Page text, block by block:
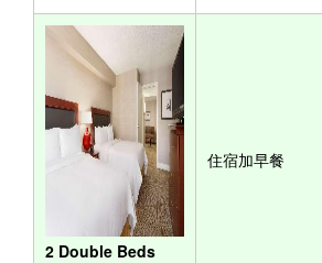
2 Double Beds
住宿加早餐